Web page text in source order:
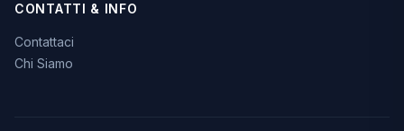
CONTATTI & INFO
Contattaci
Chi Siamo